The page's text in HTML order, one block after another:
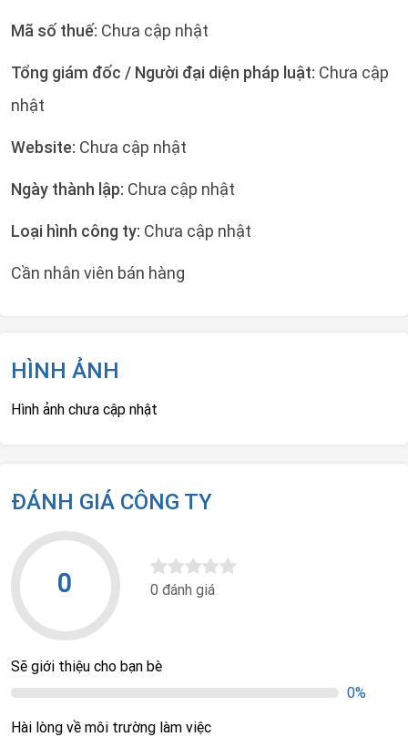
Mã số thuế: Chưa cập nhật
Tổng giám đốc / Người đại diện pháp luật: Chưa cập
nhật
Website: Chưa cập nhật
Ngày thành lập: Chưa cập nhật
Loại hình công ty: Chưa cập nhật
Cần nhân viên bán hàng
HÌNH ẢNH
Hình ảnh chưa cập nhật
ĐÁNH GIÁ CÔNG TY
0 0 đánh giá
Sẽ giới thiệu cho bạn bè
0%
Hài lòng về môi trường làm việc